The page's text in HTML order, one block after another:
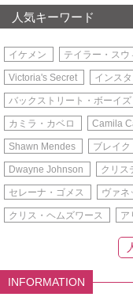
人気キーワード
イケメン テイラー・スウ
Victoria's Secret インス
バックストリート・ボーイズ
カミラ・カベロ Camila
Shawn Mendes ブレイ
Dwayne Johnson クリス
セレーナ・ゴメス ヴァネ
クリス・ヘムズワース ア
INFORMATION